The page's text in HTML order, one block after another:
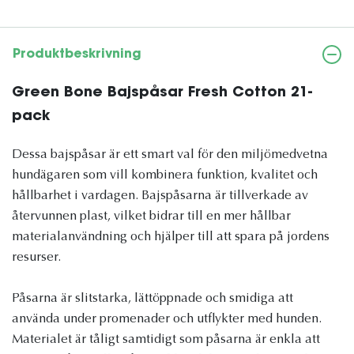
Produktbeskrivning
Green Bone Bajspåsar Fresh Cotton 21-
pack
Dessa bajspåsar är ett smart val för den miljömedvetna
hundägaren som vill kombinera funktion, kvalitet och
hållbarhet i vardagen. Bajspåsarna är tillverkade av
återvunnen plast, vilket bidrar till en mer hållbar
materialanvändning och hjälper till att spara på jordens
resurser.
Påsarna är slitstarka, lättöppnade och smidiga att
använda under promenader och utflykter med hunden.
Materialet är tåligt samtidigt som påsarna är enkla att